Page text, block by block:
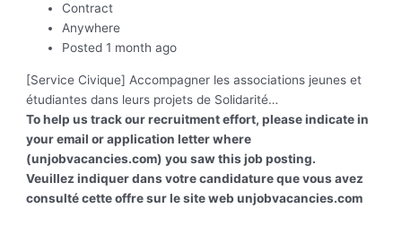
Contract
Anywhere
Posted 1 month ago
[Service Civique] Accompagner les associations jeunes et
étudiantes dans leurs projets de Solidarité…
To help us track our recruitment effort, please indicate in
your email or application letter where
(unjobvacancies.com) you saw this job posting.
Veuillez indiquer dans votre candidature que vous avez
consulté cette offre sur le site web unjobvacancies.com